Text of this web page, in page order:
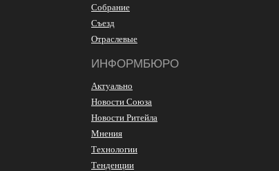
Собрание
Съезд
Отраслевые
ИНФОРМБЮРО
Актуально
Новости Союза
Новости Ритейла
Мнения
Технологии
Тенденции